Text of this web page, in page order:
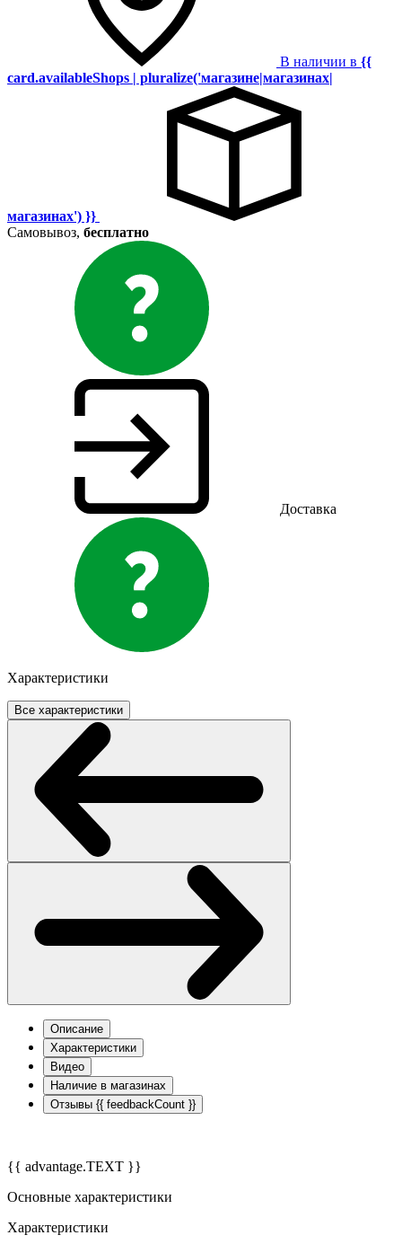
В наличии в {{
card.availableShops | pluralize('магазине|магазинах|
магазинах') }}
Самовывоз, бесплатно
Доставка
Характеристики
Все характеристики
Описание
Характеристики
Видео
Наличие в магазинах
Отзывы {{ feedbackCount }}
{{ advantage.TEXT }}
Основные характеристики
Характеристики